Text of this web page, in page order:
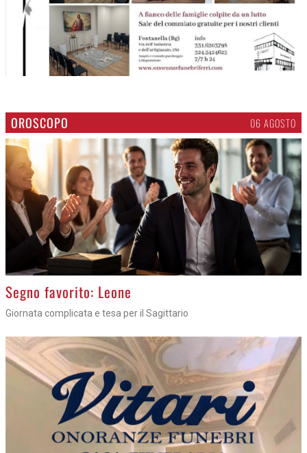
OROSCOPO 06 AGOSTO
>
Segno favorito: Leone
Giornata complicata e tesa per il Sagittario